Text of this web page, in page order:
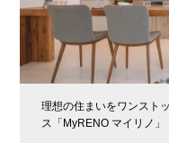
理想の住まいをワンスト
ス「MyRENO マイリノ」